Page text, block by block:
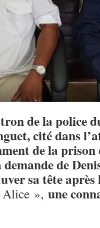
de la police
cité dans
de la prison
de
sa tête après
», une